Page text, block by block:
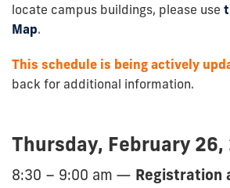
locate campus buildings, please use
Map.
This schedule is being actively
back for additional information.
Thursday, February 26,
8:30 – 9:00 am — Registration